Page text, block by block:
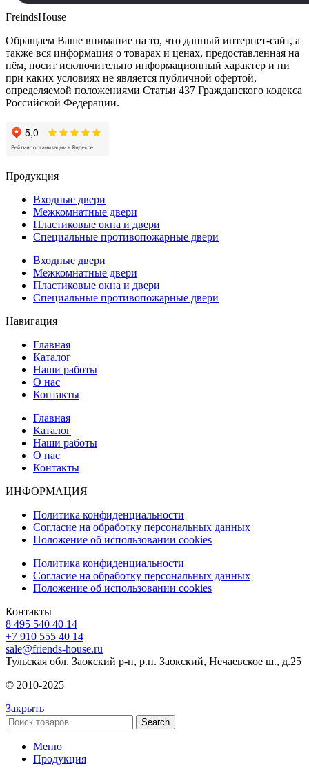
FreindsHouse
Обращаем Ваше внимание на то, что данный интернет-сайт, а
также вся информация о товарах и ценах, предоставленная на
нём, носит исключительно информационный характер и ни
при каких условиях не является публичной офертой,
определяемой положениями Статьи 437 Гражданского кодекса
Российской Федерации.
Продукция
Входные двери
Межкомнатные двери
Пластиковые окна и двери
Специальные противопожарные двери
Входные двери
Межкомнатные двери
Пластиковые окна и двери
Специальные противопожарные двери
Навигация
Главная
Каталог
Наши работы
О нас
Контакты
Главная
Каталог
Наши работы
О нас
Контакты
ИНФОРМАЦИЯ
Политика конфиденциальности
Согласие на обработку персональных данных
Положение об использовании cookies
Политика конфиденциальности
Согласие на обработку персональных данных
Положение об использовании cookies
Контакты
8 495 540 40 14
+7 910 555 40 14
sale@friends-house.ru
Тульская обл. Заокский р-н, р.п. Заокский, Нечаевское ш., д.25
© 2010-2025
Закрыть
Search
Меню
Продукция